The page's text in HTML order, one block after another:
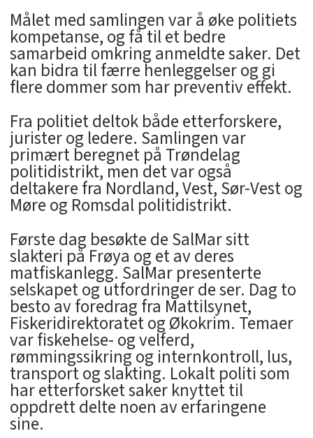
Målet med samlingen var å øke politiets
kompetanse, og få til et bedre
samarbeid omkring anmeldte saker. Det
kan bidra til færre henleggelser og gi
flere dommer som har preventiv effekt.
Fra politiet deltok både etterforskere,
jurister og ledere. Samlingen var
primært beregnet på Trøndelag
politidistrikt, men det var også
deltakere fra Nordland, Vest, Sør-Vest og
Møre og Romsdal politidistrikt.
Første dag besøkte de SalMar sitt
slakteri på Frøya og et av deres
matfiskanlegg. SalMar presenterte
selskapet og utfordringer de ser. Dag to
besto av foredrag fra Mattilsynet,
Fiskeridirektoratet og Økokrim. Temaer
var fiskehelse- og velferd,
rømmingssikring og internkontroll, lus,
transport og slakting. Lokalt politi som
har etterforsket saker knyttet til
oppdrett delte noen av erfaringene
sine.